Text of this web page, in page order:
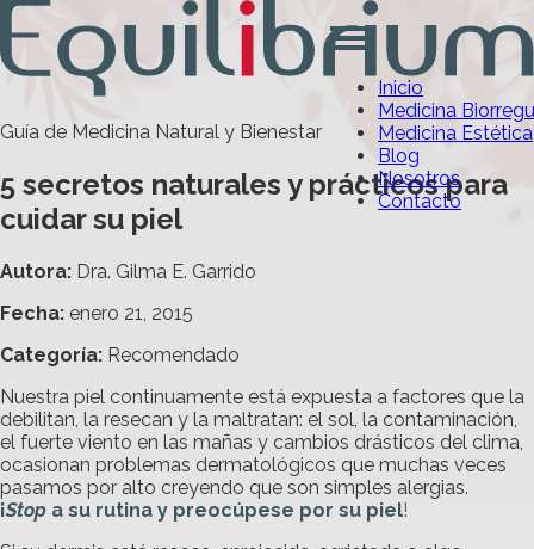
Inicio
Medicina
Medicina Estética
Blog
Nosotros
Contacto
Guía de Medicina Natural y Bienestar
5 secretos naturales y prácticos para
cuidar su piel
Autora: Dra. Gilma E. Garrido
Fecha: enero 21, 2015
Categoría: Recomendado
Nuestra piel continuamente está expuesta a factores que la
debilitan, la resecan y la maltratan: el sol, la contaminación,
el fuerte viento en las mañas y cambios drásticos del clima,
ocasionan problemas dermatológicos que muchas veces
pasamos por alto creyendo que son simples alergias.
¡Stop a su rutina y preocúpese por su piel!